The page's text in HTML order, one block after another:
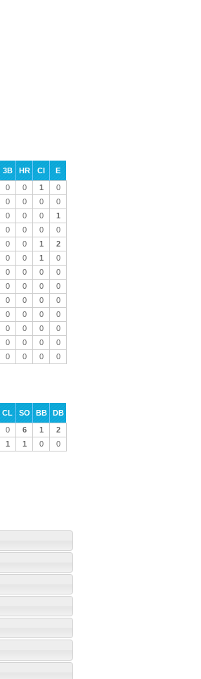
3B HR CI
E
0 0 1
0
0 0 0
0
0 0 0
1
0 0 0
0
0 0 1
2
0 0 1
0
0 0 0
0
0 0 0
0
0 0 0
0
0 0 0
0
0 0 0
0
0 0 0
0
0 0 0 0
CL SO BB
DB
0 6 1
2
1 1 0 0